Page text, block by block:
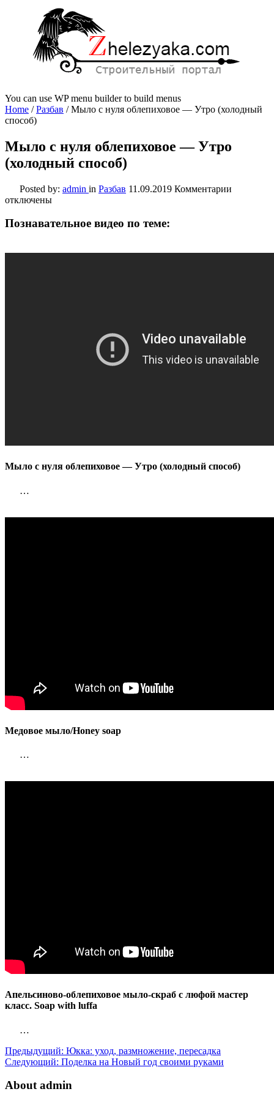
You can use WP menu builder to build menus
Home /Разбав /Мыло с нуля облепиховое — Утро (холодный
способ)
Мыло с нуля облепиховое — Утро
(холодный способ)
Posted by: admin in Разбав 11.09.2019 Комментарии
—
отключены
Познавательное видео по теме:
Мыло с нуля облепиховое — Утро (холодный способ)
…
Медовое мыло/Honey soap
…
Апельсиново-облепиховое мыло-скраб с люфой мастер
класс. Soap with luffa
…
Предыдущий: Юкка: уход, размножение, пересадка
Следующий: Поделка на Новый год своими руками
About admin